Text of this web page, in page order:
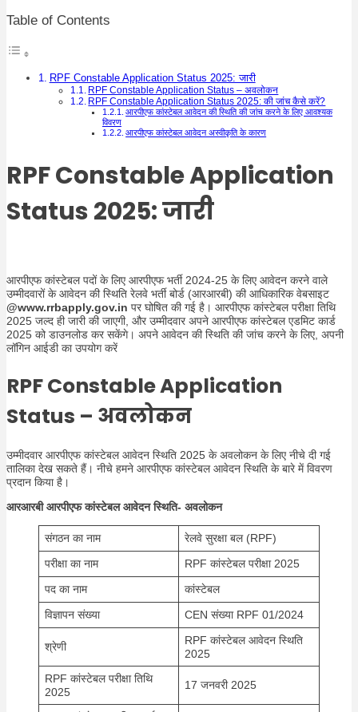
Table of Contents
RPF Constable Application Status 2025: जारी
RPF Constable Application Status – अवलोकन
RPF Constable Application Status 2025: की जांच कैसे करें?
आरपीएफ कांस्टेबल आवेदन की स्थिति की जांच करने के लिए आवश्यक
विवरण
आरपीएफ कांस्टेबल आवेदन अस्वीकृति के कारण
RPF Constable Application
Status 2025: जारी
आरपीएफ कांस्टेबल पदों के लिए आरपीएफ भर्ती 2024-25 के लिए आवेदन करने वाले
उम्मीदवारों के आवेदन की स्थिति रेलवे भर्ती बोर्ड (आरआरबी) की आधिकारिक वेबसाइट
@www.rrbapply.gov.in पर घोषित की गई है। आरपीएफ कांस्टेबल परीक्षा तिथि
2025 जल्द ही जारी की जाएगी, और उम्मीदवार अपने आरपीएफ कांस्टेबल एडमिट कार्ड
2025 को डाउनलोड कर सकेंगे। अपने आवेदन की स्थिति की जांच करने के लिए, अपनी
लॉगिन आईडी का उपयोग करें
RPF Constable Application
Status – अवलोकन
उम्मीदवार आरपीएफ कांस्टेबल आवेदन स्थिति 2025 के अवलोकन के लिए नीचे दी गई
तालिका देख सकते हैं। नीचे हमने आरपीएफ कांस्टेबल आवेदन स्थिति के बारे में विवरण
प्रदान किया है।
आरआरबी आरपीएफ कांस्टेबल आवेदन स्थिति- अवलोकन
संगठन का नाम
रेलवे सुरक्षा बल (RPF)
परीक्षा का नाम
RPF कांस्टेबल परीक्षा 2025
पद का नाम
कांस्टेबल
विज्ञापन संख्या
CEN संख्या RPF 01/2024
श्रेणी
RPF कांस्टेबल आवेदन स्थिति
2025
RPF कांस्टेबल परीक्षा तिथि
2025
17 जनवरी 2025